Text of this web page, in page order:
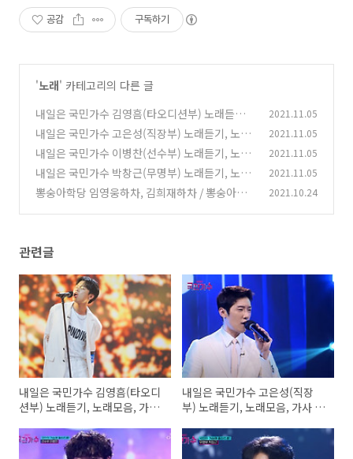
공감 구독하기
'노래' 카테고리의 다른 글
내일은 국민가수 김영흠(타오디션부) 노래듣기,
노래모음, 가사 - 미소속에 비친 그대, 추억속의
재회, 스물다섯 스물하나
(0)
2021.11.05
내일은 국민가수 고은성(직장부) 노래듣기, 노래
모음, 가사 - 그순간, 초련, 그옛날처럼 (0)
2021.11.05
내일은 국민가수 이병찬(선수부) 노래듣기, 노래
모음, 가사 - 나였으면, 그대와 단둘이서, 아름다
운 이별 (0)
2021.11.05
내일은 국민가수 박창근(무명부) 노래듣기, 노래
모음, 가사 - 그날들, 알고싶어요, 미련
(0)
2021.11.05
뽕숭아학당 임영웅하차, 김희재하차 / 뽕숭아학
2021.10.24
관련글
내일은 국민가수 김영흠(타오디
션부) 노래듣기, 노래모음, 가사
재회, 스물다섯 스물하나
내일은 국민가수 고은성(직장
부) 노래듣기, 노래모음, 가사 -